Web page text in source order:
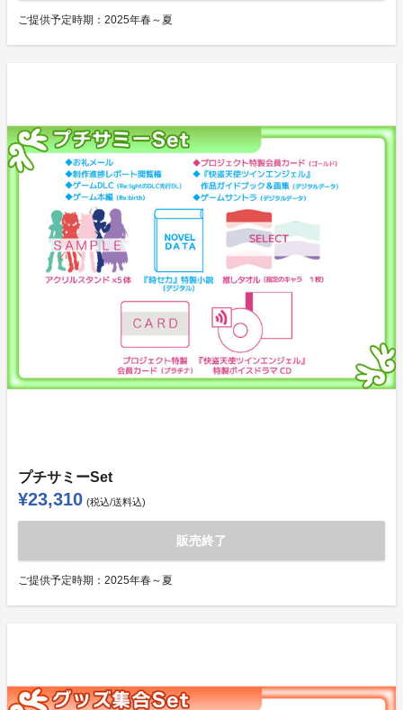
ご提供予定時期： 2025年春～夏
プチサミーSet
¥23,310 (税込/送料込)
販売終了
ご提供予定時期： 2025年春～夏